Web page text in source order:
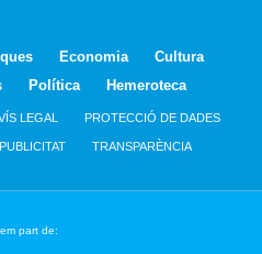
Economia
Cultura
Política Hemeroteca
LEGAL PROTECCIÓ DE DADES
PUBLICITAT TRANSPARÈNCIA
part de: